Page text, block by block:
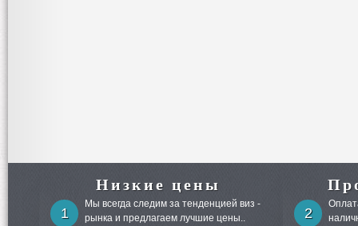
Низкие цены
1
Мы всегда следим за тенденцией виз -
рынка и предлагаем лучшие цены..
2